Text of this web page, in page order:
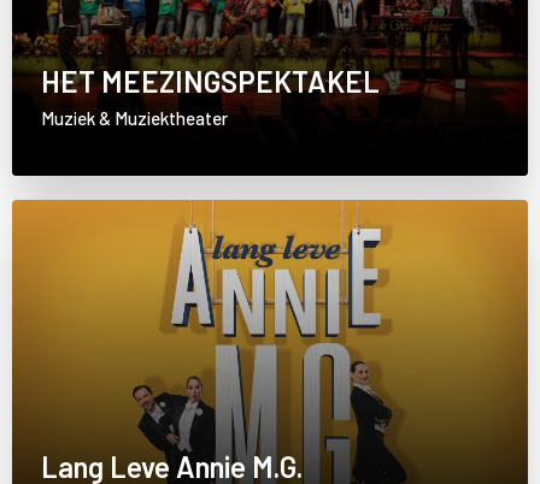
HET MEEZINGSPEKTAKEL
Muziek & Muziektheater
Lang Leve Annie M.G.